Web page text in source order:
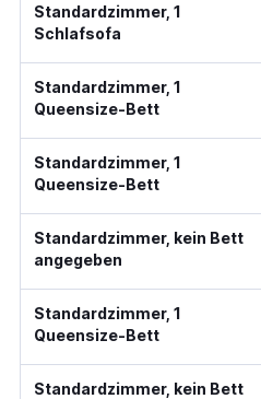
Standardzimmer, 1
Schlafsofa
Standardzimmer, 1
Queensize-Bett
Standardzimmer, 1
Queensize-Bett
Standardzimmer, kein Bett
angegeben
Standardzimmer, 1
Queensize-Bett
Standardzimmer, kein Bett